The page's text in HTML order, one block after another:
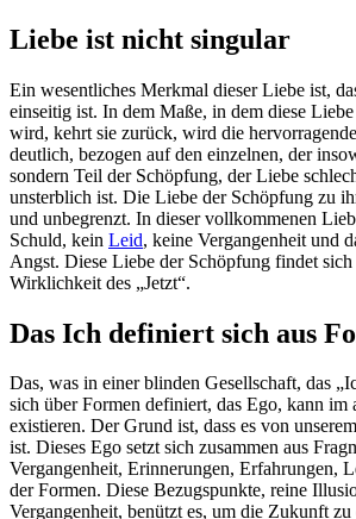
Liebe ist nicht singular
Ein wesentliches Merkmal dieser Liebe ist,
einseitig ist. In dem Maße, in dem diese
wird, kehrt sie zurück, wird die
deutlich, bezogen auf den einzelnen, der
sondern Teil der Schöpfung, der Liebe
unsterblich ist. Die Liebe der Schöpfung zu
und unbegrenzt. In dieser vollkommenen
Schuld, kein Leid, keine Vergangenheit und
Angst. Diese Liebe der Schöpfung findet
Wirklichkeit des „Jetzt“.
Das Ich definiert sich aus
Das, was in einer blinden Gesellschaft, das
sich über Formen definiert, das Ego, kann im
existieren. Der Grund ist, dass es von
ist. Dieses Ego setzt sich zusammen aus
Vergangenheit, Erinnerungen, Erfahrungen,
der Formen. Diese Bezugspunkte, reine
Vergangenheit, benützt es, um die Zukunft